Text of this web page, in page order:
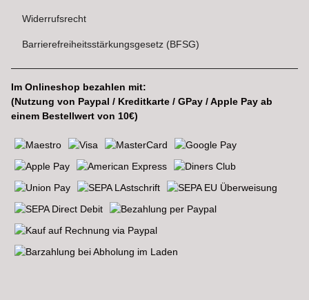
Widerrufsrecht
Barrierefreiheitsstärkungsgesetz (BFSG)
Im Onlineshop bezahlen mit:
(Nutzung von Paypal / Kreditkarte / GPay / Apple Pay ab
einem Bestellwert von 10€)